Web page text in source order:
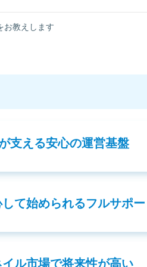
お教えします
支える安心の運営基盤
て始められるフルサポ
ル市場で将来性が高い